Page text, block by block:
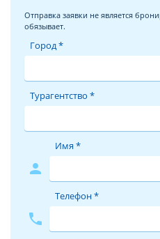
Отправка заявки не является
обязывает.
Город *
Турагентство *
person
Имя *
phone
Телефон *